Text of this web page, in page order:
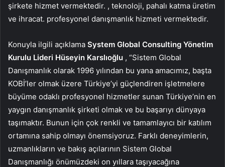
şirkete hizmet vermektedir. , teknoloji, pahalı katma üretim
ve ihracat. profesyonel danışmanlık hizmeti vermektedir.
Konuyla ilgili açıklama System Global Consulting Yönetim
Kurulu Lideri Hüseyin Karslıoğlu , “Sistem Global
Danışmanlık olarak 1996 yılından bu yana amacımız, başta
KOBİ’ler olmak üzere Türkiye’yi güçlendiren işletmelere
büyüme odaklı profesyonel hizmetler sunan Türkiye’nin en
yaygın danışmanlık şirketi olmak ve bu başarıyı dünyaya
taşımaktır. Bunun için çok renkli ve tamamlayıcı bir katılım
ortamına sahip olmayı önemsiyoruz. Farklı deneyimlerin,
uzmanlıkların ve bakış açılarının Sistem Global
Danışmanlığı önümüzdeki on yıllara taşıyacağına